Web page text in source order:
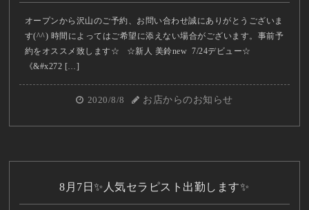
オープンから沢山のご予約、お問い合わせ誠にありがとうございま
す(^^) 時間によってはご希望に添えない場合がございます。事前予
約をオススメ致します☆ ☆新人 美鈴new 7/24デビュー☆
《&#x272 […]
2020/8/8 お店からのお知らせ
8月7日✨人気セラピスト出勤します✨